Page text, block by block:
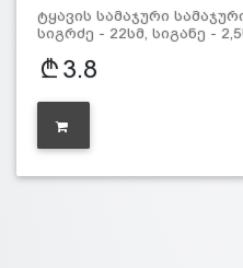
ტყავის სამაჯური
სიგრძე - 22სმ, სიგანე -
3.8